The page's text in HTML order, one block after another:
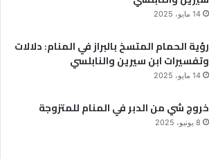
14 مايو، 2025
رؤية الحمام المتسخ بالبراز في المنام: دلالات
وتفسيرات ابن سيرين والنابلسي
14 مايو، 2025
خروج شي من الدبر في المنام للمتزوجة
8 يونيو، 2025